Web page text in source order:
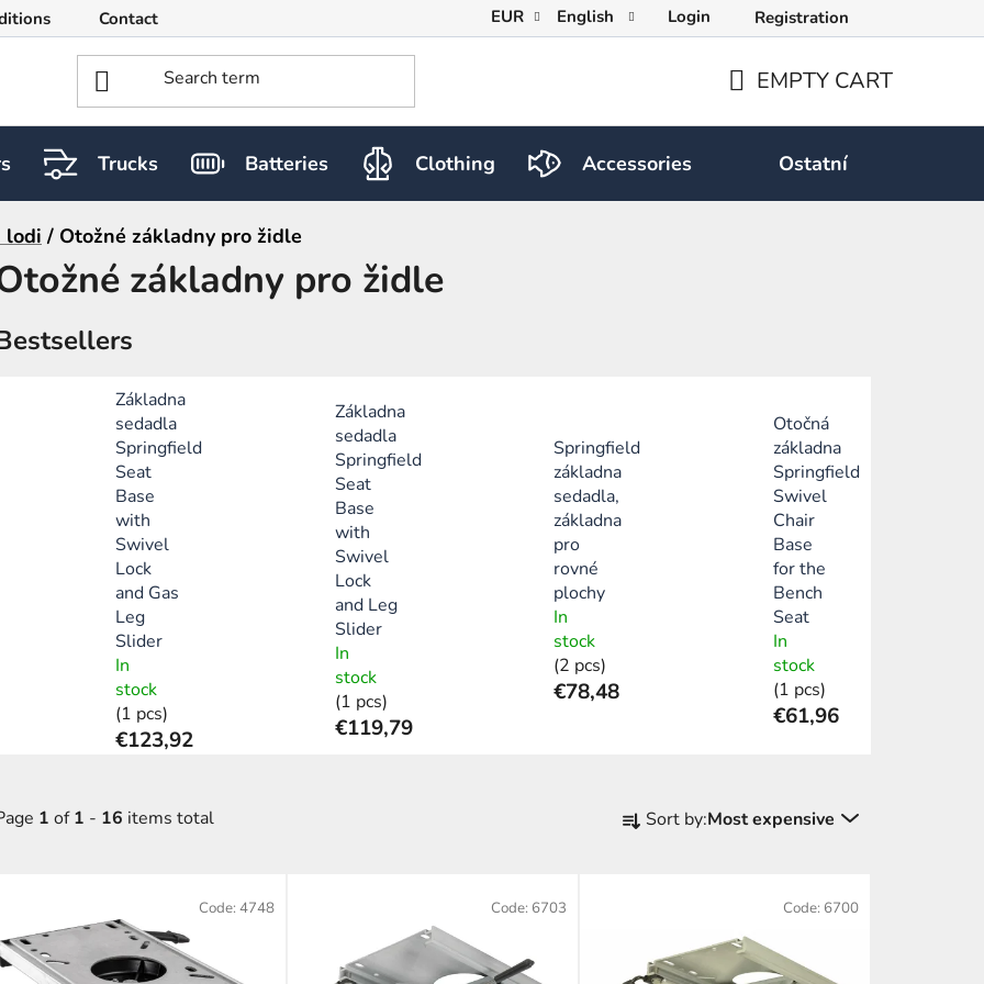
Contact EUR English Login Registration
CART
EMPTY CART
Trucks Batteries Clothing Accessories Ostatní
lodi / Otožné základny pro židle
základny pro židle
Základna
sedadla
Springfield
Seat
Base
with
Swivel
Lock
and Gas
Leg
Slider
In
stock
(1 pcs)
€123,92
Základna
sedadla
Springfield
Seat
Base
with
Swivel
Lock
and Leg
Slider
In
stock
(1 pcs)
€119,79
Springfield
základna
sedadla,
základna
pro
rovné
plochy
In
stock
(2 pcs)
€78,48
Otočná
základna
Springfield
Swivel
Chair
Base
for the
Bench
Seat
In
stock
(1 pcs)
€61,96
1 of1 - 16 items total
r
t
Sort by:Most expensive
Code: 4748 Code: 6703 Code: 6700